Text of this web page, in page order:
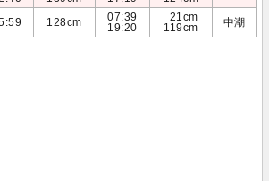
128cm
07:39
19:20
21cm
119cm
中潮